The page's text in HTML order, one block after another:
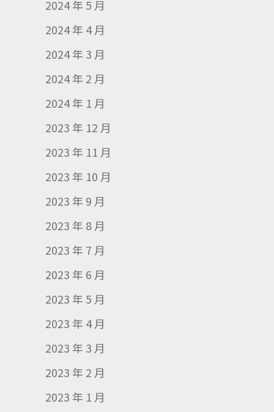
2024 年 5 月
2024 年 4 月
2024 年 3 月
2024 年 2 月
2024 年 1 月
2023 年 12 月
2023 年 11 月
2023 年 10 月
2023 年 9 月
2023 年 8 月
2023 年 7 月
2023 年 6 月
2023 年 5 月
2023 年 4 月
2023 年 3 月
2023 年 2 月
2023 年 1 月